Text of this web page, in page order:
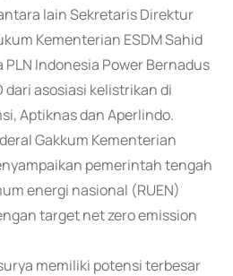
lain Sekretaris Direktur
Kementerian ESDM Sahid
Indonesia Power Bernadus
dari asosiasi kelistrikan di
Aptiknas dan Aperlindo.
Gakkum Kementerian
pemerintah tengah
energi nasional (RUEN)
target net zero emission
memiliki potensi terbesar